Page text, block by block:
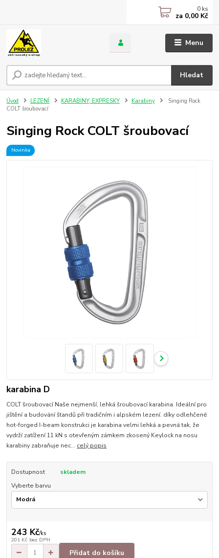
Menu
Hledat
0 ks
za 0,00 Kč
Úvod LEZENÍ KARABINY, EXPRESKY Karabiny
Singing Rock
COLT šroubovací
Singing Rock COLT šroubovací
Novinka
karabina D
COLT šroubovací Naše nejmenší, lehká šroubovací karabina. Ideální pro
jištění a budování štandů při tradičním i alpském lezení. díky odlehčené
hot-forged I-beam konstrukci je karabina velmi lehká a pevná tak, že
vydrží zatížení 11 kN s otevřeným zámkem zkosený Keylock na nosu
karabiny zabraňuje nec... celý popis
Dostupnost
skladem
Vyberte barvu
243 Kč/ks
201 Kč bez DPH
Přidat do košíku